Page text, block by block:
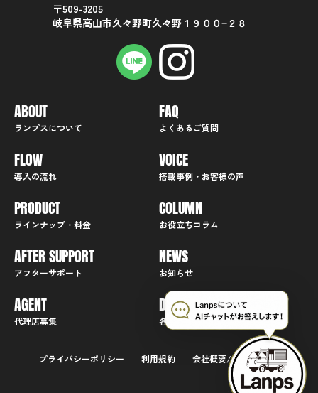
〒509-3205
岐阜県高山市久々野町久々野１９００−２８
ABOUT
ランプスについて
FLOW
導入の流れ
PRODUCT
ラインナップ・料金
AFTER SUPPORT
アフターサポート
AGENT
代理店募集
FAQ
よくあるご質問
VOICE
搭載事例・お客様の声
COLUMN
お役立ちコラム
NEWS
お知らせ
DOCUMENT
各種ダウンロード資料一覧
プライバシーポリシー 利用規約 会社概要/アクセス